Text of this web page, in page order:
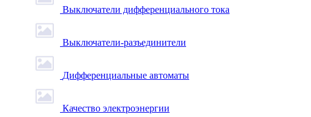
Выключатели дифференциального тока
Выключатели-разъединители
Дифференциальные автоматы
Качество электроэнергии